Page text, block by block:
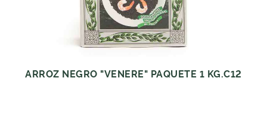
ARROZ NEGRO "VENERE" PAQUETE 1 KG.C12